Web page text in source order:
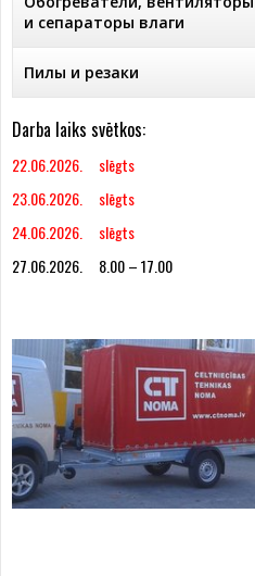
и сепараторы влаги
Пилы и резаки
Darba laiks svētkos:
22.06.2026. slēgts
23.06.2026. slēgts
24.06.2026. slēgts
27.06.2026. 8.00 – 17.00